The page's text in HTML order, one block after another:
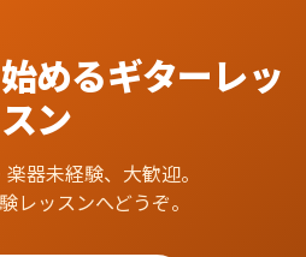
めるギターレッ
スン
器未経験、大歓迎。
レッスンへどうぞ。